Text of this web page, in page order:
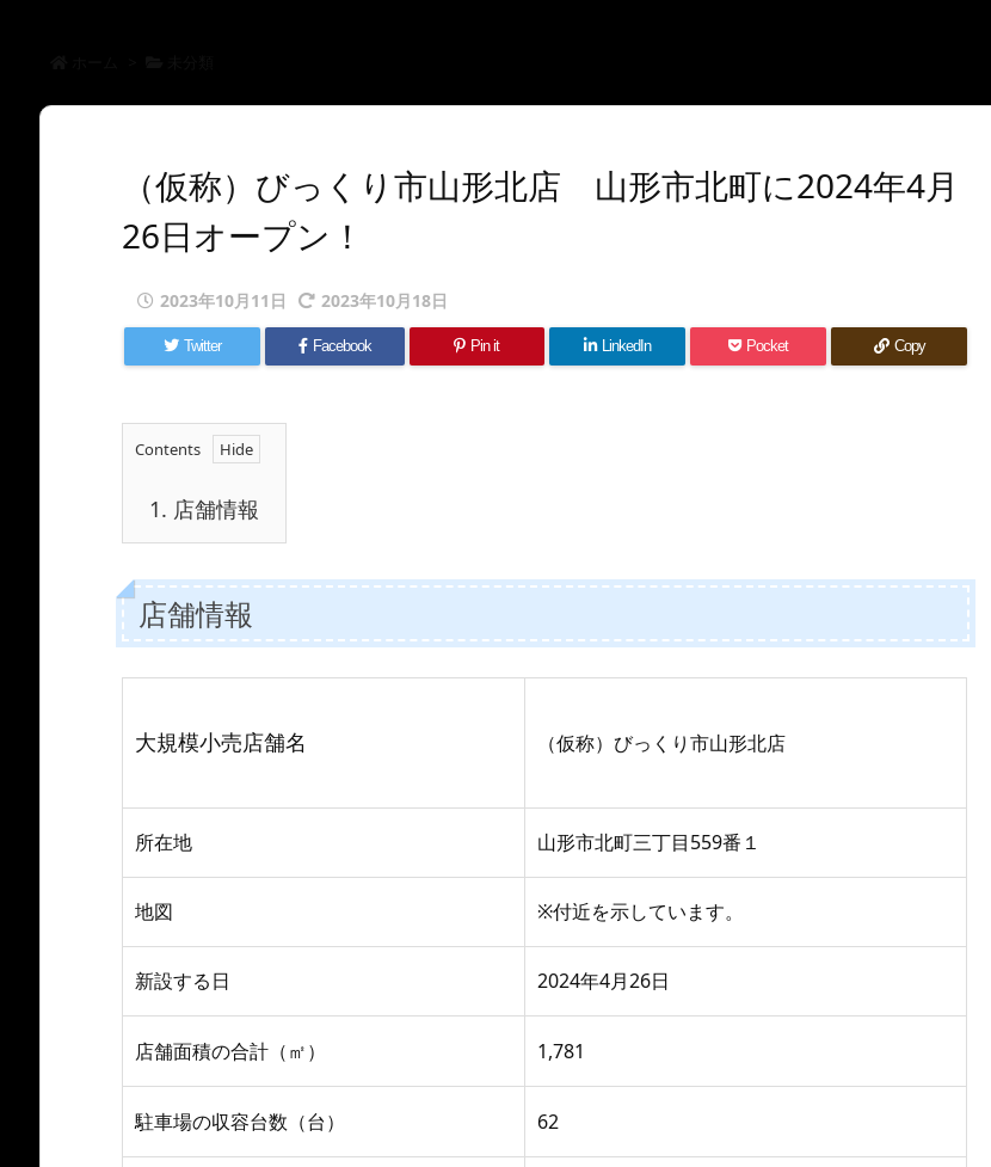
（仮称）びっくり市山形北店 山形市北町に2024年4月
26日オープン！
2023年10月11日 2023年10月18日
Twitter Facebook Pin it LinkedIn Pocket Copy
Contents
1. 店舗情報
店舗情報
大規模小売店舗名 （仮称）びっくり市山形北店
所在地 山形市北町三丁目559番１
地図 ※付近を示しています。
新設する日 2024年4月26日
店舗面積の合計（㎡） 1,781
駐車場の収容台数（台） 62